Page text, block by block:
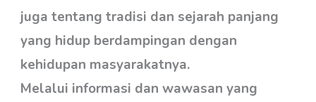
juga tentang tradisi dan sejarah panjang
yang hidup berdampingan dengan
kehidupan masyarakatnya.
Melalui informasi dan wawasan yang